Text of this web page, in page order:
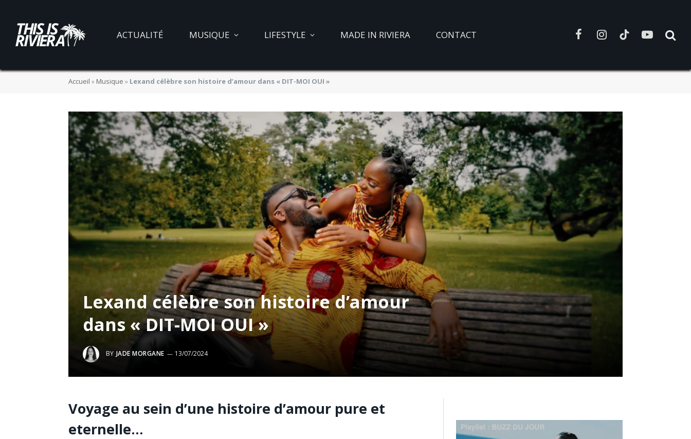
ACTUALITÉ MUSIQUE LIFESTYLE MADE IN RIVIERA CONTACT FacebookInstagramTikTokYouTube
Accueil » Musique » Lexand célèbre son histoire d’amour dans « DIT-MOI OUI »
Lexand célèbre son histoire d’amour
dans « DIT-MOI OUI »
BY JADE MORGANE 13/07/2024
Voyage au sein d’une histoire d’amour pure et
eternelle…